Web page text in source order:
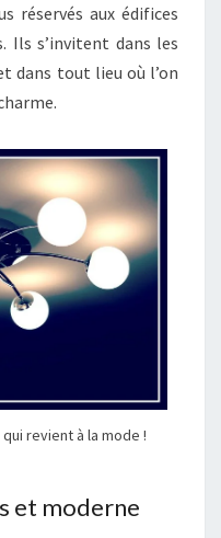
réservés aux édifices
Ils s’invitent dans les
dans tout lieu où l’on
revient à la mode !
et moderne